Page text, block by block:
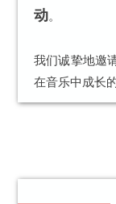
动。
我们诚挚地邀
在音乐中成长